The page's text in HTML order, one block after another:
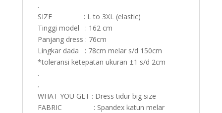
.
SIZE : L to 3XL (elastic)
Tinggi model : 162 cm
Panjang dress : 76cm
Lingkar dada : 78cm melar s/d 150cm
*toleransi ketepatan ukuran ±1 s/d 2cm
.
.
WHAT YOU GET : Dress tidur big size
FABRIC : Spandex katun melar